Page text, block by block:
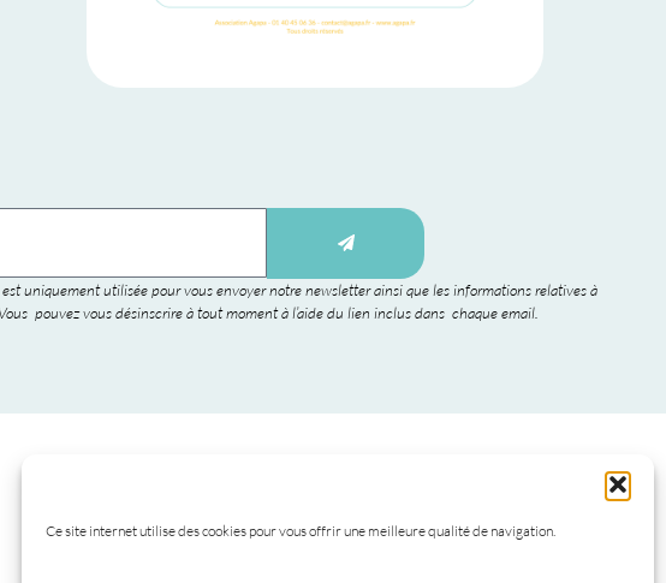
Ce site internet utilise des cookies pour vous offrir une meilleure qualité de navigation.
est uniquement utilisée pour vous envoyer notre newsletter ainsi que les informations relatives à
pouvez vous désinscrire à tout moment à l’aide du lien inclus dans chaque email.